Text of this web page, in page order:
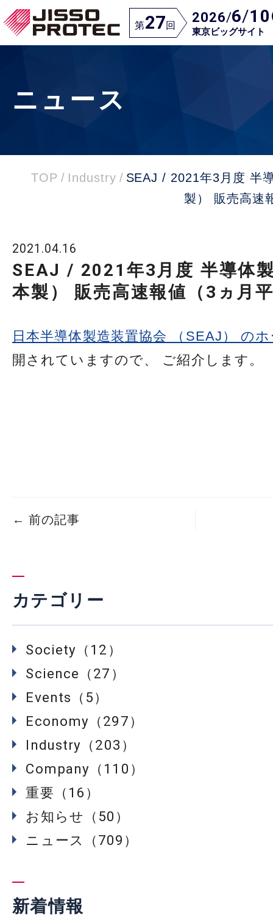
第27回 2026/6/10
東京ビッグサイト
ニュース
TOP / Industry / SEAJ / 2021年3月度 半
製） 販売高速
2021.04.16
SEAJ / 2021年3月度 半導体
本製） 販売高速報値（3ヵ月
日本半導体製造装置協会 （SEAJ） の
開されていますので、 ご紹介します。
← 前の記事
カテゴリー
Society（12）
Science（27）
Events（5）
Economy（297）
Industry（203）
Company（110）
重要（16）
お知らせ（50）
ニュース（709）
新着情報